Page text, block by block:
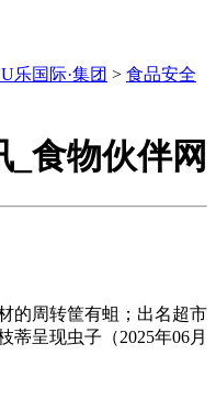
U乐国际·集团 > 食品安全
食物伙伴网
周转筐有蛆；出名超市
蒂呈现虫子（2025年06月